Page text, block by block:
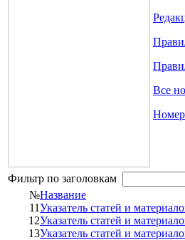
Все
Фильтр по заголовкам
№Название
11Указатель статей и
12Указатель статей и
13Указатель статей и